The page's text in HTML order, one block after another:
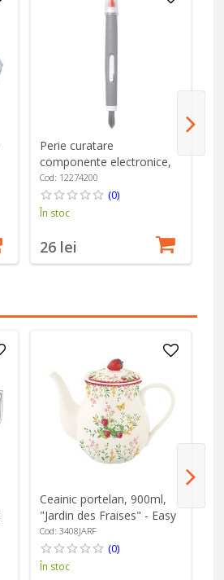
Perie curatare
componente electronice,
cu capat dublu, "Good
Grips" - OXO
Cod: 12274200
(0)
În stoc
26 lei
Ceainic portelan, 900ml,
"Jardin des Fraises" - Easy
Life
Cod: 3408JARF
(0)
În stoc